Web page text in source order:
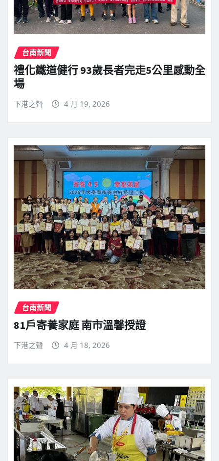
台南新聞
禮化鐵道健行 93歲長者完走5公里感動全
場
下港之聲 4 月 19, 2026
台南新聞
81戶寄養家庭 南市溫馨授證
下港之聲 4 月 18, 2026